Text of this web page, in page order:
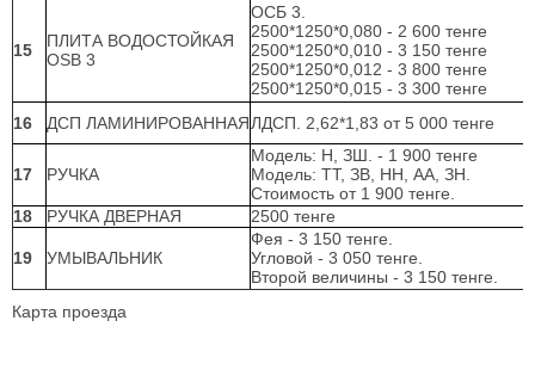
15
ПЛИТА ВОДОСТОЙКАЯ
OSB 3
ОСБ 3.
2500*1250*0,080 - 2 600 тенге
2500*1250*0,010 - 3 150 тенге
2500*1250*0,012 - 3 800 тенге
2500*1250*0,015 - 3 300 тенге
16
ДСП ЛАМИНИРОВАННАЯЛДСП. 2,62*1,83 от 5 000 тенге
17 РУЧКА
Модель: Н, ЗШ. - 1 900 тенге
Модель: ТТ, ЗВ, НН, АА, ЗН.
Стоимость от 1 900 тенге.
18
РУЧКА ДВЕРНАЯ 2500 тенге
19 УМЫВАЛЬНИК
Фея - 3 150 тенге.
Угловой - 3 050 тенге.
Второй величины - 3 150 тенге.
Карта проезда